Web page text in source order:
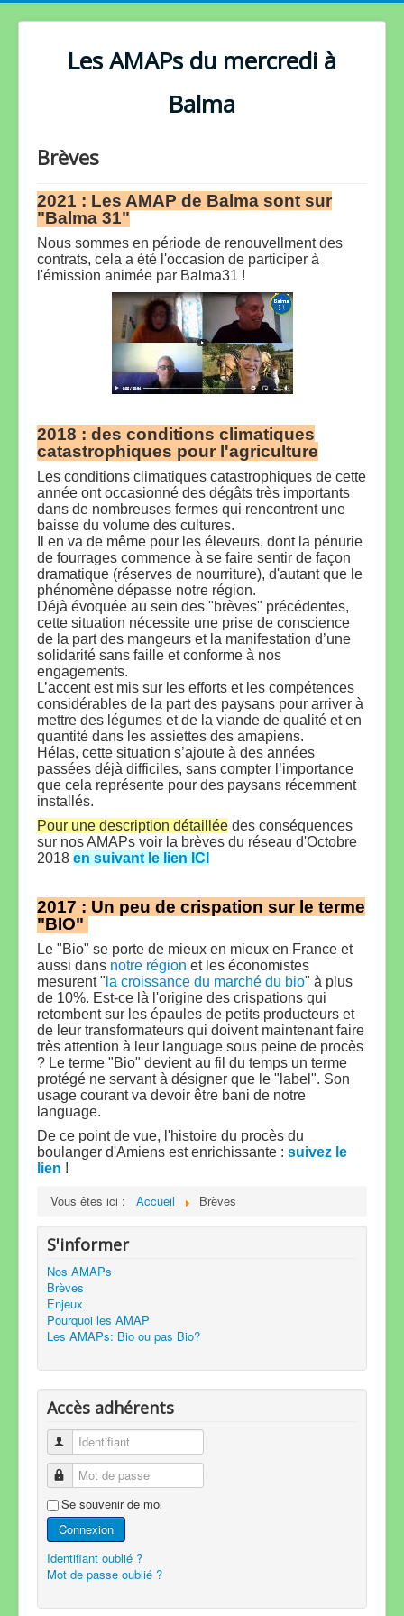
Les AMAPs du mercredi à
Balma
Brèves
2021 : Les AMAP de Balma sont sur
"Balma 31"
Nous sommes en période de renouvellment des
contrats, cela a été l'occasion de participer à
l'émission animée par Balma31 !
2018 : des conditions climatiques
catastrophiques pour l'agriculture
Les conditions climatiques catastrophiques de cette
année ont occasionné des dégâts très importants
dans de nombreuses fermes qui rencontrent une
baisse du volume des cultures.
Il en va de même pour les éleveurs, dont la pénurie
de fourrages commence à se faire sentir de façon
dramatique (réserves de nourriture), d'autant que le
phénomène dépasse notre région.
Déjà évoquée au sein des "brèves" précédentes,
cette situation nécessite une prise de conscience
de la part des mangeurs et la manifestation d’une
solidarité sans faille et conforme à nos
engagements.
L’accent est mis sur les efforts et les compétences
considérables de la part des paysans pour arriver à
mettre des légumes et de la viande de qualité et en
quantité dans les assiettes des amapiens.
Hélas, cette situation s’ajoute à des années
passées déjà difficiles, sans compter l’importance
que cela représente pour des paysans récemment
installés.
Pour une description détaillée des conséquences
sur nos AMAPs voir la brèves du réseau d'Octobre
2018 en suivant le lien ICI
2017 : Un peu de crispation sur le terme
"BIO"
Le "Bio" se porte de mieux en mieux en France et
aussi dans notre région et les économistes
mesurent " la croissance du marché du bio" à plus
de 10%. Est-ce là l'origine des crispations qui
retombent sur les épaules de petits producteurs et
de leur transformateurs qui doivent maintenant faire
très attention à leur language sous peine de procès
? Le terme "Bio" devient au fil du temps un terme
protégé ne servant à désigner que le "label". Son
usage courant va devoir être bani de notre
language.
De ce point de vue, l'histoire du procès du
boulanger d'Amiens est enrichissante : suivez le
lien !
Vous êtes ici : Accueil Brèves
S'informer
Nos AMAPs
Brèves
Enjeux
Pourquoi les AMAP
Les AMAPs: Bio ou pas Bio?
Accès adhérents
Identifiant
Mot de passe
Se souvenir de moi
Connexion
Identifiant oublié ?
Mot de passe oublié ?